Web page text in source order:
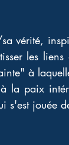
vérité,
les
à
la paix
s'est jouée